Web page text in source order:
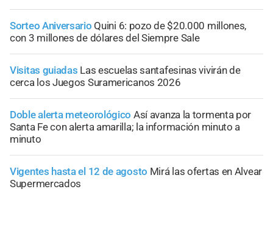
Sorteo Aniversario Quini 6: pozo de $20.000 millones,
con 3 millones de dólares del Siempre Sale
Visitas guiadas Las escuelas santafesinas vivirán de
cerca los Juegos Suramericanos 2026
Doble alerta meteorológico Así avanza la tormenta por
Santa Fe con alerta amarilla; la información minuto a
minuto
Vigentes hasta el 12 de agosto Mirá las ofertas en Alvear
Supermercados